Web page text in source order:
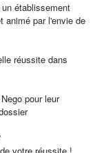
établissement
animé par l'envie de
réussite dans
pour leur